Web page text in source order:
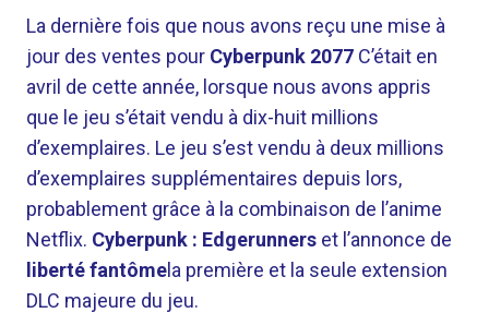
La dernière fois que nous avons reçu une mise à
jour des ventes pour Cyberpunk 2077 C’était en
avril de cette année, lorsque nous avons appris
que le jeu s’était vendu à dix-huit millions
d’exemplaires. Le jeu s’est vendu à deux millions
d’exemplaires supplémentaires depuis lors,
probablement grâce à la combinaison de l’anime
Netflix. Cyberpunk : Edgerunners et l’annonce de
liberté fantôme la première et la seule extension
DLC majeure du jeu.